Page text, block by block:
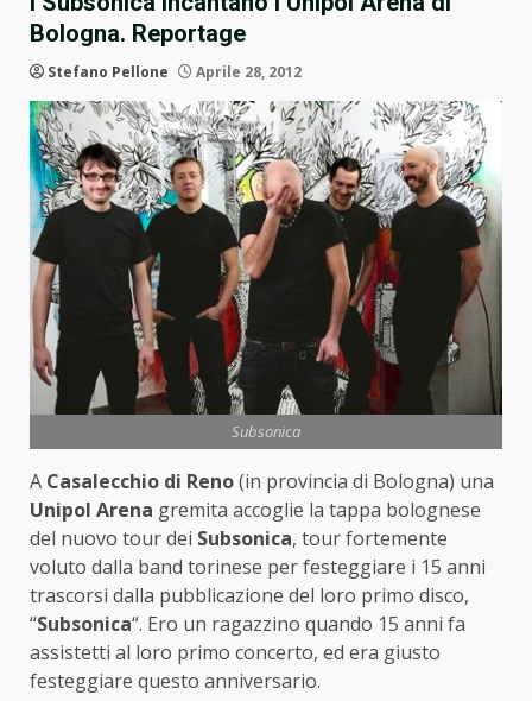
Bologna. Reportage
Stefano Pellone Aprile 28, 2012
Subsonica
A Casalecchio di Reno(in provincia di Bologna) una
Unipol Arena gremita accoglie la tappa bolognese
del nuovo tour dei Subsonica, tour fortemente
voluto dalla band torinese per festeggiare i 15 anni
trascorsi dalla pubblicazione del loro primo disco,
“Subsonica“. Ero un ragazzino quando 15 anni fa
assistetti al loro primo concerto, ed era giusto
festeggiare questo anniversario.